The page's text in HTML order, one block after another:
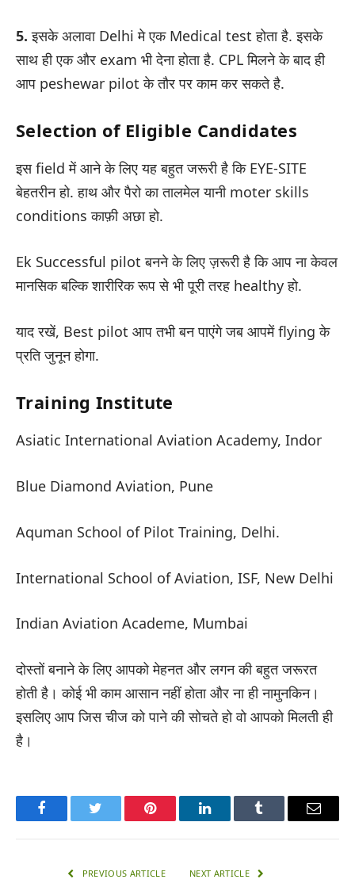
5. इसके अलावा Delhi मे एक Medical test होता है. इसके
साथ ही एक और exam भी देना होता है. CPL मिलने के बाद ही
आप peshewar pilot के तौर पर काम कर सकते है.
Selection of Eligible Candidates
इस field में आने के लिए यह बहुत जरूरी है कि EYE-SITE
बेहतरीन हो. हाथ और पैरो का तालमेल यानी moter skills
conditions काफ़ी अछा हो.
Ek Successful pilot बनने के लिए ज़रूरी है कि आप ना केवल
मानसिक बल्कि शारीरिक रूप से भी पूरी तरह healthy हो.
याद रखें, Best pilot आप तभी बन पाएंगे जब आपमें flying के
प्रति जुनून होगा.
Training Institute
Asiatic International Aviation Academy, Indor
Blue Diamond Aviation, Pune
Aquman School of Pilot Training, Delhi.
International School of Aviation, ISF, New Delhi
Indian Aviation Academe, Mumbai
दोस्तों बनाने के लिए आपको मेहनत और लगन की बहुत जरूरत
होती है। कोई भी काम आसान नहीं होता और ना ही नामुनकिन।
इसलिए आप जिस चीज को पाने की सोचते हो वो आपको मिलती ही
है।
FacebookTwitter Pinterest LinkedInTumblr Email
PREVIOUS ARTICLE NEXT ARTICLE